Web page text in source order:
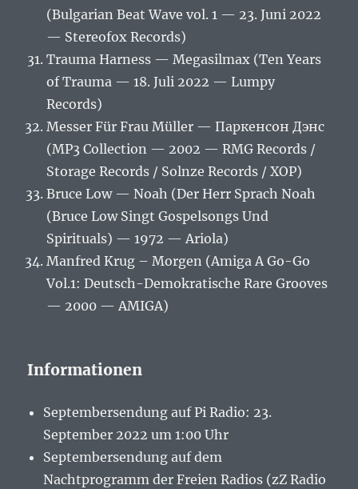
(Bulgarian Beat Wave vol. 1 — 23. Juni 2022
— Stereofox Records)
Trauma Harness — Megasilmax (Ten Years
of Trauma — 18. Juli 2022 — Lumpy
Records)
Messer Für Frau Müller — Паркенсон Дэнс
(MP3 Collection — 2002 — RMG Records /
Storage Records / Solnze Records / ХОР)
Bruce Low — Noah (Der Herr Sprach Noah
(Bruce Low Singt Gospelsongs Und
Spirituals) — 1972 — Ariola)
Manfred Krug – Morgen (Amiga A Go-Go
Vol.1: Deutsch-Demokratische Rare Grooves
— 2000 — AMIGA)
Informationen
Septembersendung auf Pi Radio: 23.
September 2022 um 1:00 Uhr
Septembersendung auf dem
Nachtprogramm der Freien Radios (zZ Radio